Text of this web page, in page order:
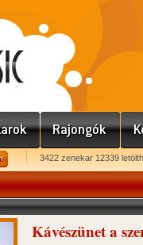
3422 zenekar 12339
Kávészünet a